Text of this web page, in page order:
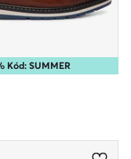
Kód: SUMMER